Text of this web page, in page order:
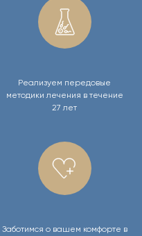
Реализуем передовые
методики лечения в течение
27 лет
Заботимся о вашем комфорте в